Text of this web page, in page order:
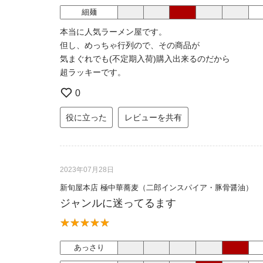
細麺
本当に人気ラーメン屋です。
但し、めっちゃ行列ので、その商品が
気まぐれでも(不定期入荷)購入出来るのだから
超ラッキーです。
0
役に立った レビューを共有
2023年07月28日
新旬屋本店 極中華蕎麦（二郎インスパイア・豚骨醤油）
ジャンルに迷ってるます
あっさり